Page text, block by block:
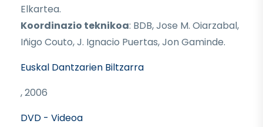
Elkartea.
Koordinazio teknikoa: BDB, Jose M. Oiarzabal,
Iñigo Couto, J. Ignacio Puertas, Jon Gaminde.
Euskal Dantzarien Biltzarra
, 2006
DVD - Videoa